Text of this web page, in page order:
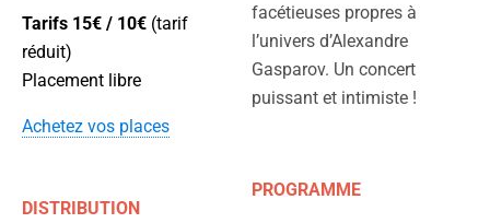
Tarifs 15€ / 10€ (tarif
réduit)
Placement libre
Achetez vos places
DISTRIBUTION
facétieuses propres à
l’univers d’Alexandre
Gasparov. Un concert
puissant et intimiste !
PROGRAMME